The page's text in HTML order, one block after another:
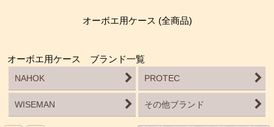
オーボエ用ケース (全商品)
オーボエ用ケース ブランド一覧
NAHOK
PROTEC
WISEMAN その他ブランド